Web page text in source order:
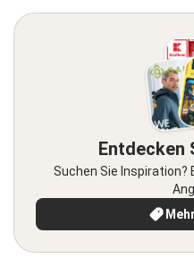
Entdecken
Suchen Sie Inspiration?